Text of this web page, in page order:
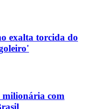
exalta torcida do
com